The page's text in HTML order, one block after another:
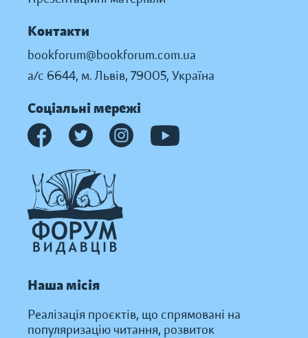
Контакти
bookforum@bookforum.com.ua
а/с 6644, м. Львів, 79005, Україна
Соціальні мережі
Наша місія
Реалізація проєктів, що спрямовані на
популяризацію читання, розвиток